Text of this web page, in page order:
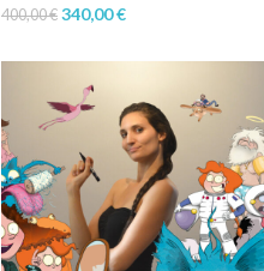
400,00€ 340,00€